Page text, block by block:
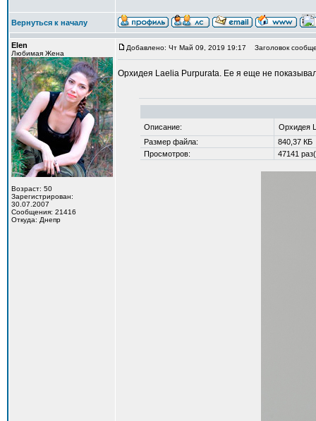
Вернуться к началу
Elen
Любимая Жена
Возраст: 50
Зарегистрирован:
30.07.2007
Сообщения: 21416
Откуда: Днепр
Добавлено: Чт Май 09, 2019 19:17 Заголовок
Орхидея Laelia Purpurata. Ее я еще не
Описание:
Орхидея
Размер файла:
840,37 КБ
Просмотров:
47141